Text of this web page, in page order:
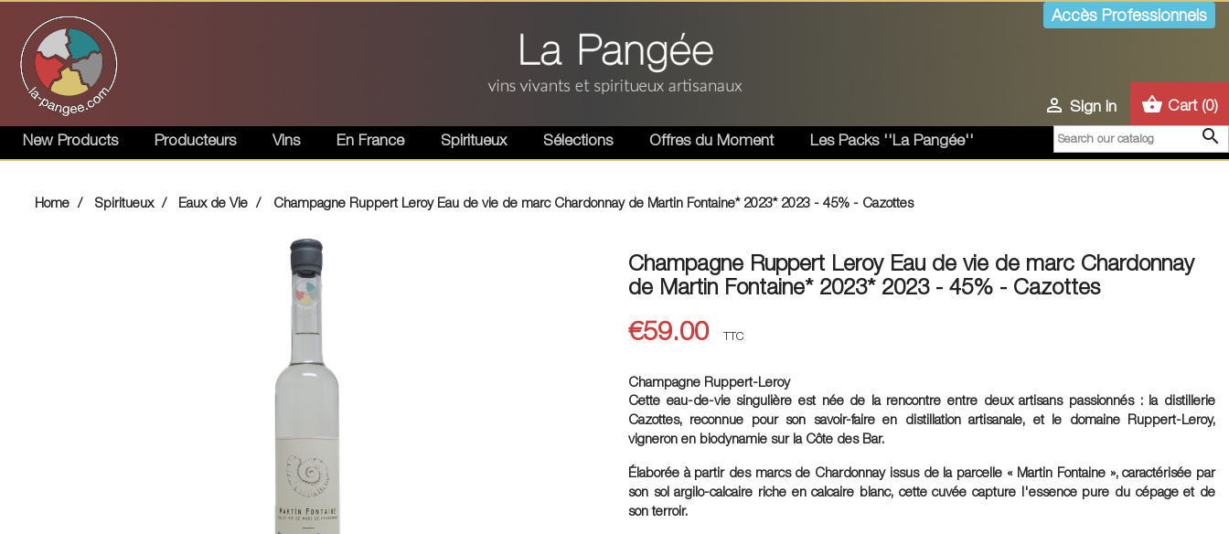
Accès Professionnels
 Sign in shopping_basket Cart (0)

New Products Producteurs Vins En France Spiritueux Sélections Offres du Moment Les Packs ''La Pangée''
Home Spiritueux Eaux de Vie Champagne Ruppert Leroy Eau de vie de marc Chardonnay de Martin Fontaine* 2023* 2023 - 45% - Cazottes
Champagne Ruppert Leroy Eau de vie de marc Chardonnay
de Martin Fontaine* 2023* 2023 - 45% - Cazottes
€59.00 TTC
Champagne Ruppert-Leroy
Cette eau-de-vie singulière est née de la rencontre entre deux artisans passionnés : la distillerie
Cazottes, reconnue pour son savoir-faire en distillation artisanale, et le domaine Ruppert-Leroy,
vigneron en biodynamie sur la Côte des Bar.
Élaborée à partir des marcs de Chardonnay issus de la parcelle « Martin Fontaine », caractérisée par
son sol argilo-calcaire riche en calcaire blanc, cette cuvée capture l'essence pure du cépage et de
son terroir.